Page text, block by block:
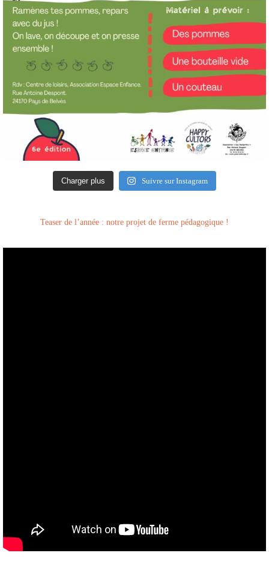
Charger plus Suivre sur Instagram
Teaser de l’année : notre projet de ferme pédagogique !